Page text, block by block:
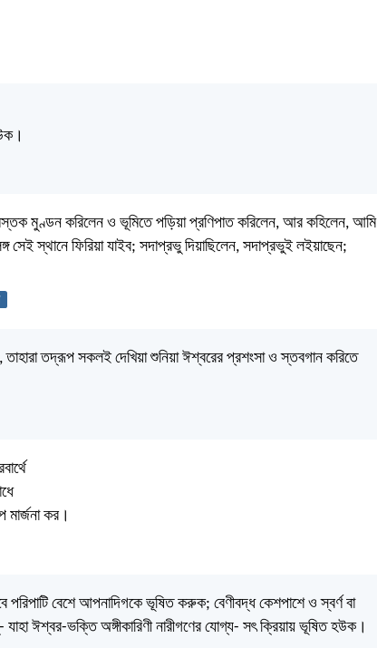
মুণ্ডন করিলেন ও ভূমিতে পড়িয়া প্রণিপাত করিলেন, আর কহিলেন, আমি
সেই স্থানে ফিরিয়া যাইব; সদাপ্রভু দিয়াছিলেন, সদাপ্রভুই লইয়াছেন;
তদ্রূপ সকলই দেখিয়া শুনিয়া ঈশ্বরের প্রশংসা ও স্তবগান করিতে
কর।
পরিপাটি বেশে আপনাদিগকে ভূষিত করুক; বেণীবদ্ধ কেশপাশে ও স্বর্ণ বা
ঈশ্বর-ভক্তি অঙ্গীকারিণী নারীগণের যোগ্য- সৎ ক্রিয়ায় ভূষিত হউক।